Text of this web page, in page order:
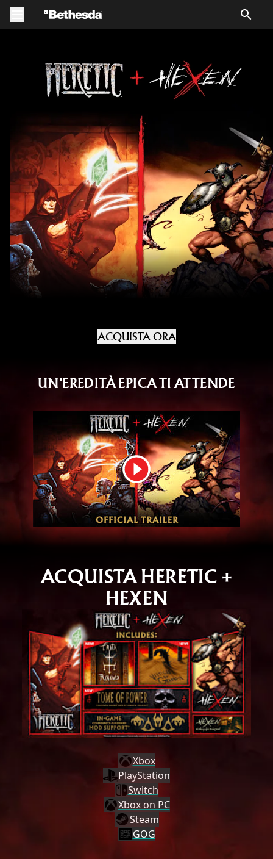
ACQUISTA ORA
UN'EREDITÀ EPICA TI ATTENDE
ACQUISTA HERETIC +
HEXEN
Xbox
PlayStation
Switch
Xbox on PC
Steam
GOG